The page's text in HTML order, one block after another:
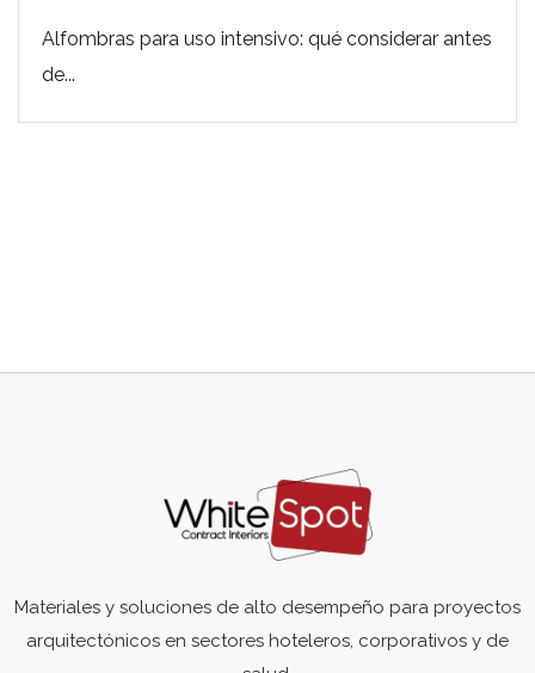
Alfombras para uso intensivo: qué considerar antes
de...
Materiales y soluciones de alto desempeño para proyectos
arquitectónicos en sectores hoteleros, corporativos y de